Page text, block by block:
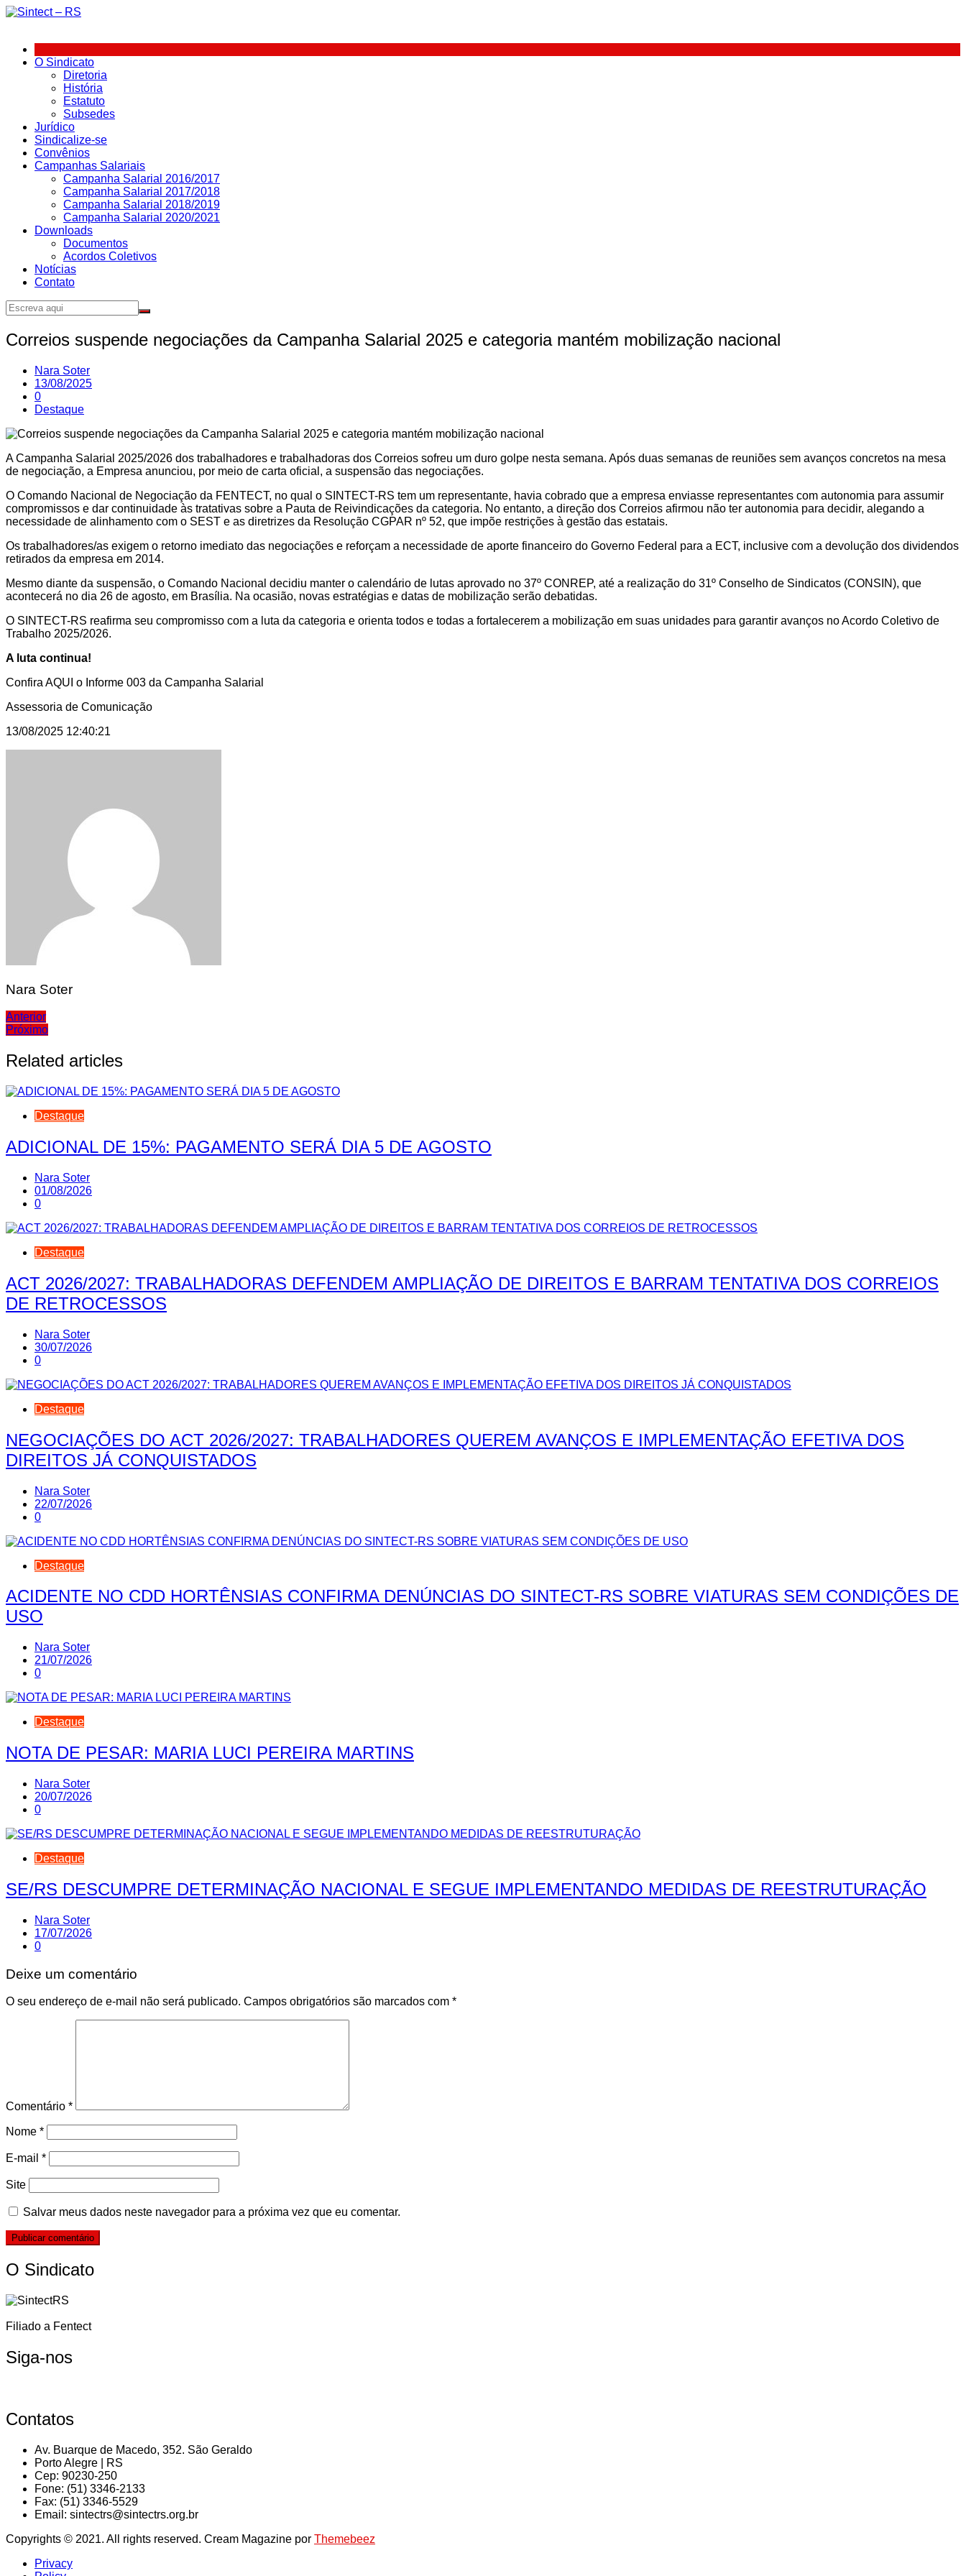
Ir
conteúdo
O Sindicato
Diretoria
História
Estatuto
Subsedes
Jurídico
Sindicalize-se
Convênios
Campanhas Salariais
Campanha Salarial 2016/2017
Campanha Salarial 2017/2018
Campanha Salarial 2018/2019
Campanha Salarial 2020/2021
Downloads
Documentos
Acordos Coletivos
Notícias
Contato
Correios suspende negociações da Campanha Salarial 2025 e categoria mantém mobilização nacional
Nara Soter
13/08/2025
0
Destaque
A Campanha Salarial 2025/2026 dos trabalhadores e trabalhadoras dos Correios sofreu um duro golpe nesta semana. Após duas semanas de reuniões sem avanços concretos na mesa
de negociação, a Empresa anunciou, por meio de carta oficial, a suspensão das negociações.
O Comando Nacional de Negociação da FENTECT, no qual o SINTECT-RS tem um representante, havia cobrado que a empresa enviasse representantes com autonomia para assumir
compromissos e dar continuidade às tratativas sobre a Pauta de Reivindicações da categoria. No entanto, a direção dos Correios afirmou não ter autonomia para decidir, alegando a
necessidade de alinhamento com o SEST e as diretrizes da Resolução CGPAR nº 52, que impõe restrições à gestão das estatais.
Os trabalhadores/as exigem o retorno imediato das negociações e reforçam a necessidade de aporte financeiro do Governo Federal para a ECT, inclusive com a devolução dos dividendos
retirados da empresa em 2014.
Mesmo diante da suspensão, o Comando Nacional decidiu manter o calendário de lutas aprovado no 37º CONREP, até a realização do 31º Conselho de Sindicatos (CONSIN), que
acontecerá no dia 26 de agosto, em Brasília. Na ocasião, novas estratégias e datas de mobilização serão debatidas.
O SINTECT-RS reafirma seu compromisso com a luta da categoria e orienta todos e todas a fortalecerem a mobilização em suas unidades para garantir avanços no Acordo Coletivo de
Trabalho 2025/2026.
A luta continua!
Confira AQUI o Informe 003 da Campanha Salarial
Assessoria de Comunicação
13/08/2025 12:40:21
Nara Soter
Navegação
de
Post
Anterior
Próximo
Related articles
Destaque
ADICIONAL DE 15%: PAGAMENTO SERÁ DIA 5 DE AGOSTO
Nara Soter
01/08/2026
0
Destaque
ACT 2026/2027: TRABALHADORAS DEFENDEM AMPLIAÇÃO DE DIREITOS E BARRAM TENTATIVA DOS CORREIOS
DE RETROCESSOS
Nara Soter
30/07/2026
0
Destaque
NEGOCIAÇÕES DO ACT 2026/2027: TRABALHADORES QUEREM AVANÇOS E IMPLEMENTAÇÃO EFETIVA DOS
DIREITOS JÁ CONQUISTADOS
Nara Soter
22/07/2026
0
Destaque
ACIDENTE NO CDD HORTÊNSIAS CONFIRMA DENÚNCIAS DO SINTECT-RS SOBRE VIATURAS SEM CONDIÇÕES DE
USO
Nara Soter
21/07/2026
0
Destaque
NOTA DE PESAR: MARIA LUCI PEREIRA MARTINS
Nara Soter
20/07/2026
0
Destaque
SE/RS DESCUMPRE DETERMINAÇÃO NACIONAL E SEGUE IMPLEMENTANDO MEDIDAS DE REESTRUTURAÇÃO
Nara Soter
17/07/2026
0
Deixe um comentário
O seu endereço de e-mail não será publicado. Campos obrigatórios são marcados com *
Comentário *
Nome *
E-mail *
Site
Salvar meus dados neste navegador para a próxima vez que eu comentar.
O Sindicato
Filiado a Fentect
Siga-nos
Contatos
Av. Buarque de Macedo, 352. São Geraldo
Porto Alegre | RS
Cep: 90230-250
Fone: (51) 3346-2133
Fax: (51) 3346-5529
Email: sintectrs@sintectrs.org.br
Copyrights © 2021. All rights reserved. Cream Magazine por Themebeez
Privacy